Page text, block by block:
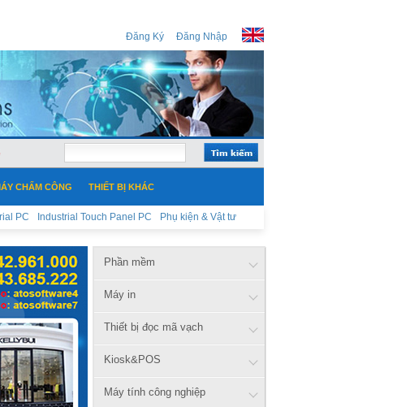
Đăng Ký Đăng Nhập
PC Industrial Touch Panel PC Phụ kiện & Vật tư
CHẤM CÔNG THIẾT BỊ KHÁC
Phần mềm
Máy in
Thiết bị đọc mã vạch
Kiosk&POS
Máy tính công nghiệp